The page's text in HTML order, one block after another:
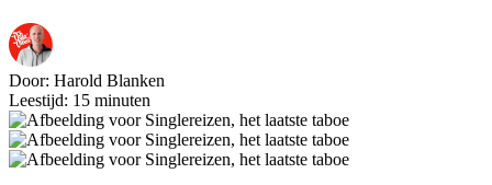
Door: Harold Blanken
Leestijd: 15 minuten